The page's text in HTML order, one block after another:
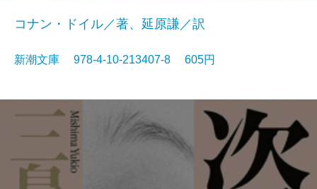
コナン・ドイル／著、延原謙／訳
新潮文庫 978-4-10-213407-8 605円